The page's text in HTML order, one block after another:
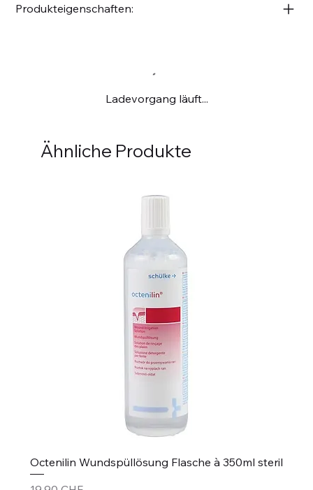
Produkteigenschaften:
Ladevorgang läuft...
Ähnliche Produkte
Octenilin Wundspüllösung Flasche à 350ml steril